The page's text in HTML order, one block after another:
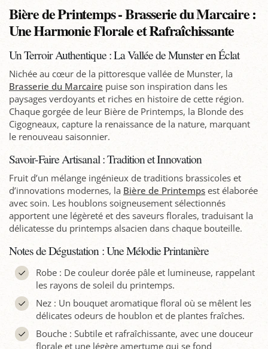
Bière de Printemps - Brasserie du Marcaire :
Une Harmonie Florale et Rafraîchissante
Un Terroir Authentique : La Vallée de Munster en Éclat
Nichée au cœur de la pittoresque vallée de Munster, la
Brasserie du Marcaire puise son inspiration dans les
paysages verdoyants et riches en histoire de cette région.
Chaque gorgée de leur Bière de Printemps, la Blonde des
Cigogneaux, capture la renaissance de la nature, marquant
le renouveau saisonnier.
Savoir-Faire Artisanal : Tradition et Innovation
Fruit d’un mélange ingénieux de traditions brassicoles et
d’innovations modernes, la Bière de Printemps est élaborée
avec soin. Les houblons soigneusement sélectionnés
apportent une légèreté et des saveurs florales, traduisant la
délicatesse du printemps alsacien dans chaque bouteille.
Notes de Dégustation : Une Mélodie Printanière
Robe : De couleur dorée pâle et lumineuse, rappelant
les rayons de soleil du printemps.
Nez : Un bouquet aromatique floral où se mêlent les
délicates odeurs de houblon et de plantes fraîches.
Bouche : Subtile et rafraîchissante, avec une douceur
florale et une légère amertume qui se fond